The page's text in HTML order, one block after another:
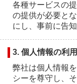
プライバシー
採用情報
各種サービスの
の提供が必要と
にし、事前に告
3. 個人情報の利
弊社は個人情報
シーを尊守し、